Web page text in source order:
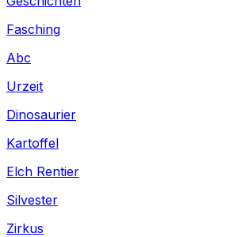
Fasching
Abc
Urzeit
Dinosaurier
Kartoffel
Elch Rentier
Silvester
Zirkus